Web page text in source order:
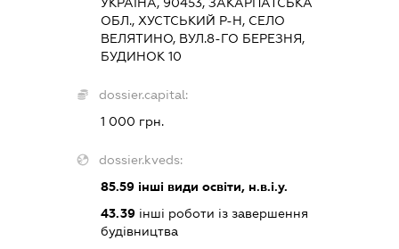
ОБЛ., ХУСТСЬКИЙ Р-Н, СЕЛО
ВЕЛЯТИНО, ВУЛ.8-ГО БЕРЕЗНЯ,
БУДИНОК 10
dossier.capital:
1 000 грн.
dossier.kveds:
85.59 інші види освіти, н.в.і.у.
43.39 інші роботи із завершення
будівництва